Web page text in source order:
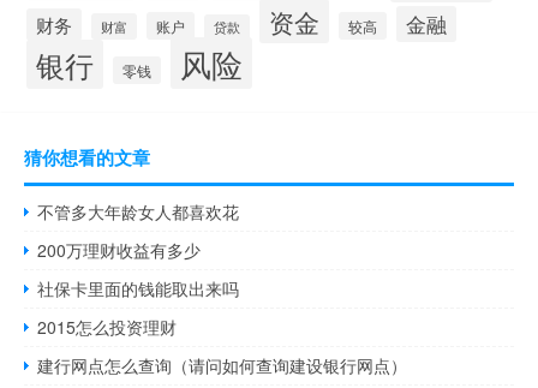
财务 财富 账户 贷款 资金 较高 金融
银行 零钱 风险
猜你想看的文章
不管多大年龄女人都喜欢花
200万理财收益有多少
社保卡里面的钱能取出来吗
2015怎么投资理财
建行网点怎么查询（请问如何查询建设银行网点）